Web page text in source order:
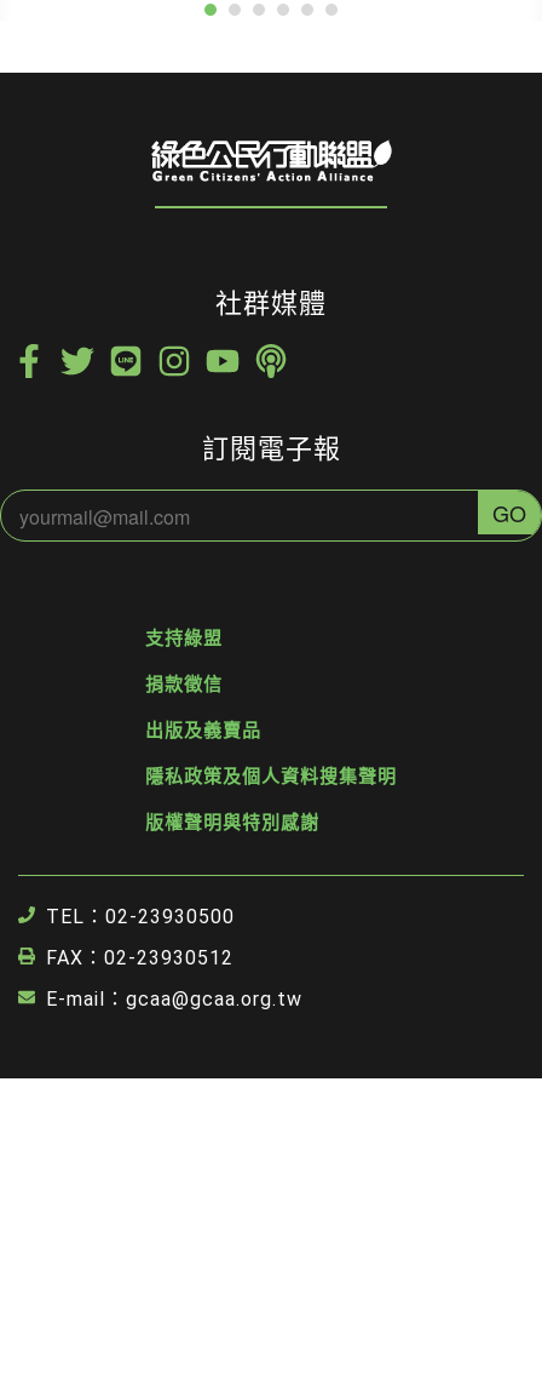
社群媒體
訂閱電子報
支持綠盟
捐款徵信
出版及義賣品
隱私政策及個人資料搜集聲明
版權聲明與特別感謝
TEL：02-23930500
FAX：02-23930512
E-mail：gcaa@gcaa.org.tw